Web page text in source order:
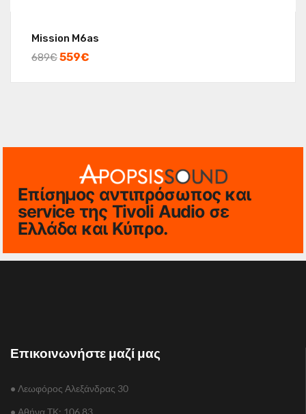
Mission M6as
689€559€
Επίσημος αντιπρόσωπος και
service της Tivoli Audio σε
Ελλάδα και Κύπρο.
Επικοινωνήστε μαζί μας
• Λεωφόρος Αλεξάνδρας 30
• Αθήνα TΚ: 106 83